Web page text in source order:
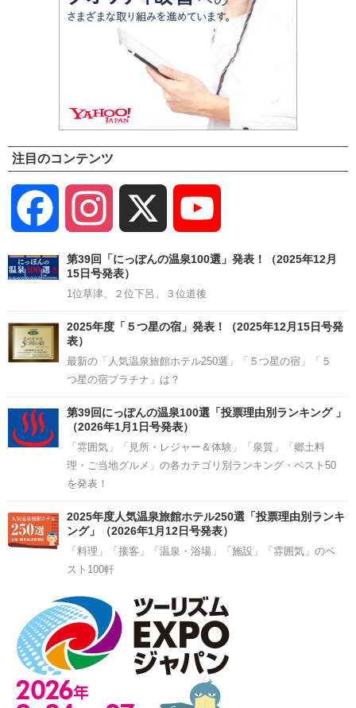
注目のコンテンツ
Facebook Instagram
Channel
第39回「にっぽんの温泉100選」発表！（2025年12月
15日号発表）
1位草津、２位下呂、３位道後
2025年度「５つ星の宿」発表！（2025年12月15日号発
表）
最新の「人気温泉旅館ホテル250選」「５つ星の宿」「５
つ星の宿プラチナ」は？
第39回にっぽんの温泉100選「投票理由別ランキング 」
（2026年1月1日号発表）
「雰囲気」「見所・レジャー＆体験」「泉質」「郷土料
理・ご当地グルメ」の各カテゴリ別ランキング・ベスト50
を発表！
2025年度人気温泉旅館ホテル250選「投票理由別ランキ
ング」（2026年1月12日号発表）
「料理」「接客」「温泉・浴場」「施設」「雰囲気」のベ
スト100軒